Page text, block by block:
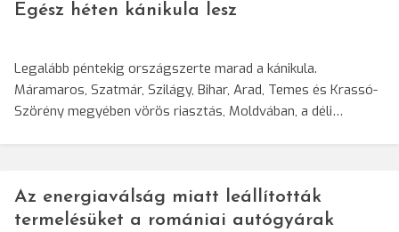
Egész héten kánikula lesz
Legalább péntekig országszerte marad a kánikula.
Máramaros, Szatmár, Szilágy, Bihar, Arad, Temes és Krassó-
Szörény megyében vörös riasztás, Moldvában, a déli…
Az energiaválság miatt leállították
termelésüket a romániai autógyárak